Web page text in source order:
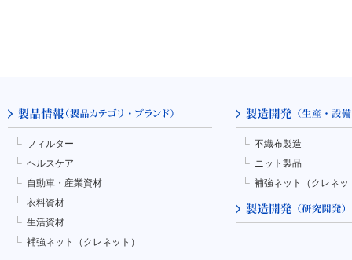
フィルター
ヘルスケア
自動車・産業資材
衣料資材
生活資材
補強ネット（クレネット）
不織布製造
ニット製品
補強ネット（クレネッ